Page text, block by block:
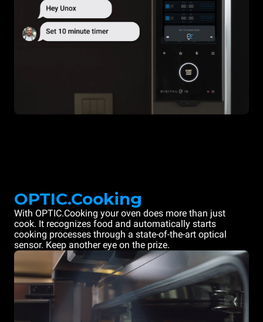
OPTIC.Cooking
With OPTIC.Cooking your oven does more than just
cook. It recognizes food and automatically starts
cooking processes through a state-of-the-art optical
sensor. Keep another eye on the prize.